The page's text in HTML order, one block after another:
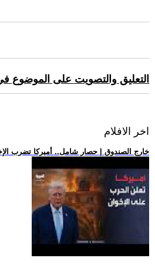
التعليق والتصويت على الموضوع
اخر الافلام
.. خارج الصندوق | حصار شامل.. أميركا تضرب